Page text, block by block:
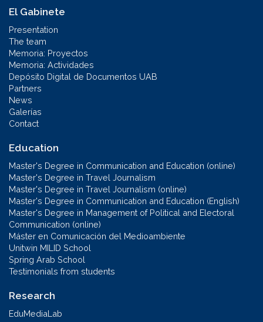
El Gabinete
Presentation
The team
Memoria: Proyectos
Memoria: Actividades
Depósito Digital de Documentos UAB
Partners
News
Galerías
Contact
Education
Master's Degree in Communication and Education (online)
Master's Degree in Travel Journalism
Master's Degree in Travel Journalism (online)
Master's Degree in Communication and Education (English)
Master's Degree in Management of Political and Electoral
Communication (online)
Máster en Comunicación del Medioambiente
Unitwin MILID School
Spring Arab School
Testimonials from students
Research
EduMediaLab